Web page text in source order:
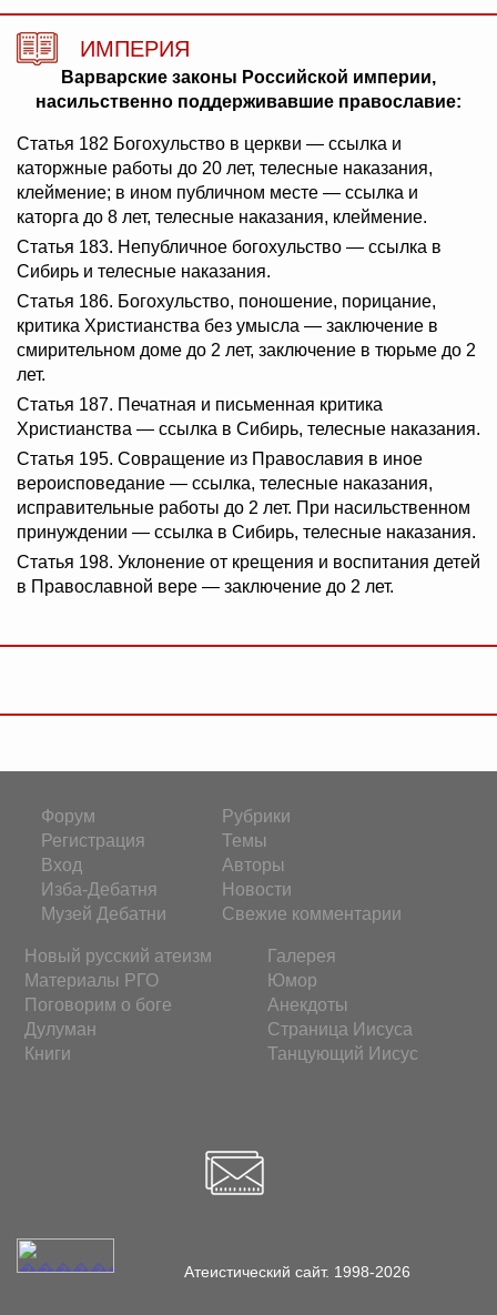
ИМПЕРИЯ
Варварские законы Российской империи,
насильственно поддерживавшие православие:
Статья 182 Богохульство в церкви — ссылка и
каторжные работы до 20 лет, телесные наказания,
клеймение; в ином публичном месте — ссылка и
каторга до 8 лет, телесные наказания, клеймение.
Статья 183. Непубличное богохульство — ссылка в
Сибирь и телесные наказания.
Статья 186. Богохульство, поношение, порицание,
критика Христианства без умысла — заключение в
смирительном доме до 2 лет, заключение в тюрьме до 2
лет.
Статья 187. Печатная и письменная критика
Христианства — ссылка в Сибирь, телесные наказания.
Статья 195. Совращение из Православия в иное
вероисповедание — ссылка, телесные наказания,
исправительные работы до 2 лет. При насильственном
принуждении — ссылка в Сибирь, телесные наказания.
Статья 198. Уклонение от крещения и воспитания детей
в Православной вере — заключение до 2 лет.
Форум
Регистрация
Вход
Изба-Дебатня
Музей Дебатни
Рубрики
Темы
Авторы
Новости
Свежие комментарии
Новый русский атеизм
Материалы РГО
Поговорим о боге
Дулуман
Книги
Галерея
Юмор
Анекдоты
Страница Иисуса
Танцующий Иисус
Атеистический сайт. 1998-2026